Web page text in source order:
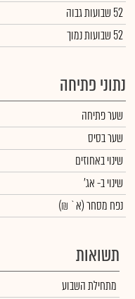
52 שבועות גבוה
52 שבועות נמוך
נתוני פתיחה
שער פתיחה
שער בסיס
שינוי באחוזים
שינויב- אג'
נפח מסחר(א` ₪)
תשואות
מתחילת השבוע